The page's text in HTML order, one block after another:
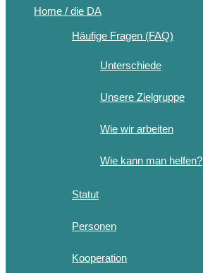
Home / die DA
Häufige Fragen (FAQ)
Unterschiede
Unsere Zielgruppe
Wie wir arbeiten
Wie kann man helfen?
Statut
Personen
Kooperation